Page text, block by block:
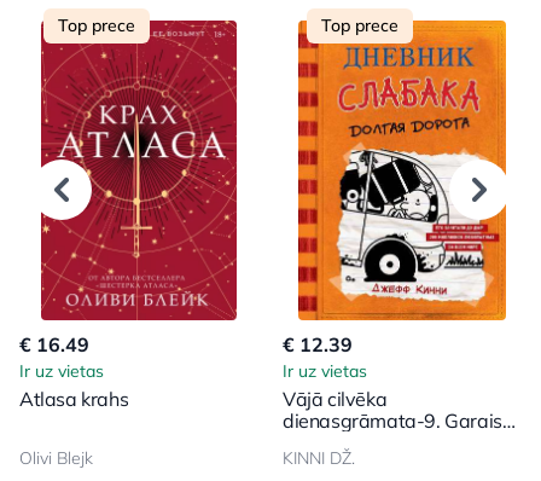
Top prece
€ 16.49
Ir uz vietas
Atlasa krahs
Olivi Blejk
Top prece
€ 12.39
Ir uz vietas
Vājā cilvēka
dienasgrāmata-9. Garais
KINNI DŽ.